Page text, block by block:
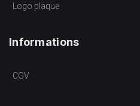
Logo plaque
Informations
CGV